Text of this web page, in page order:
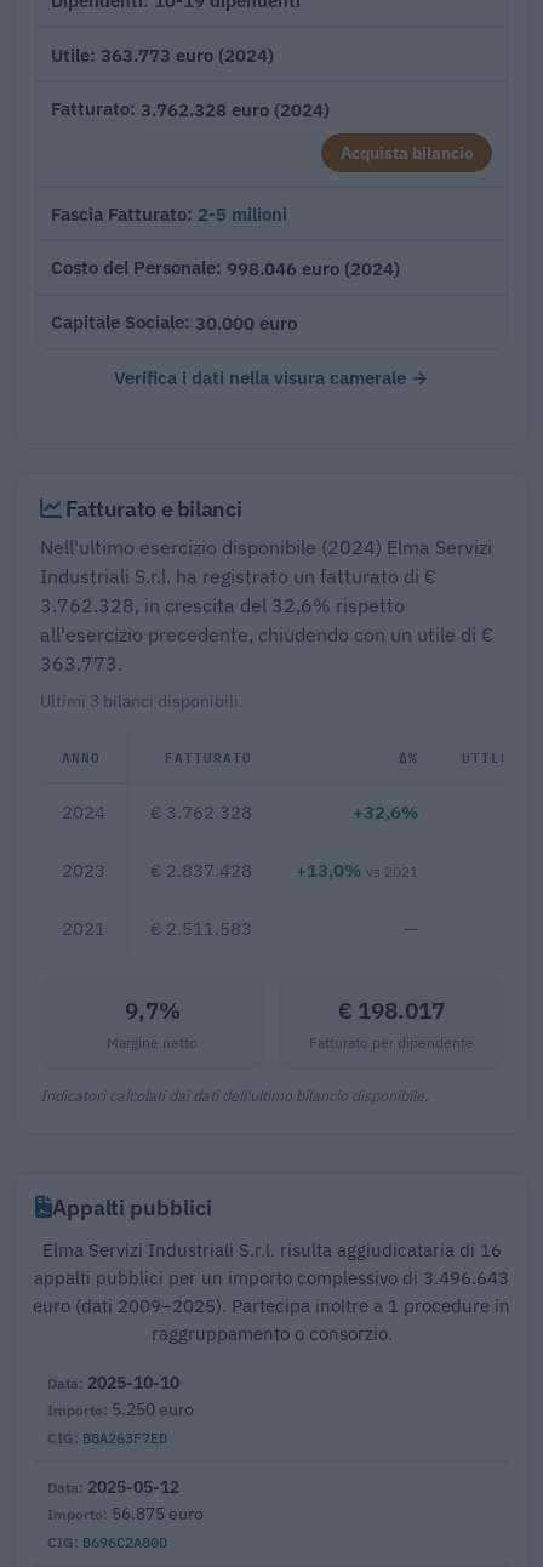
Utile 363.773 euro (2024)
Fatturato 3.762.328 euro (2024)
Acquista bilancio
Fascia Fatturato 2-5 milioni
Costo del Personale 998.046 euro (2024)
Capitale Sociale 30.000 euro
Verifica i dati nella visura camerale →
Fatturato e bilanci
Nell'ultimo esercizio disponibile (2024) Elma Servizi
Industriali S.r.l. ha registrato un fatturato di €
3.762.328, in crescita del 32,6% rispetto
all'esercizio precedente, chiudendo con un utile di €
363.773.
Ultimi 3 bilanci disponibili.
ANNO FATTURATO Δ% UTILE/
2024 € 3.762.328 +32,6%
2023 € 2.837.428 +13,0% vs 2021
2021 € 2.511.583 —
9,7%
Margine netto
€ 198.017
Fatturato per dipendente
Indicatori calcolati dai dati dell'ultimo bilancio disponibile.
Appalti pubblici
Elma Servizi Industriali S.r.l. risulta aggiudicataria di 16
appalti pubblici per un importo complessivo di 3.496.643
euro (dati 2009–2025). Partecipa inoltre a 1 procedure in
raggruppamento o consorzio.
B8A263F7ED
2025-10-10
5.250 euro
B696C2A80D
2025-05-12
56.875 euro